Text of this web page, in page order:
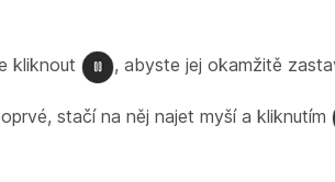
kliknout , abyste jej okamžitě
stačí na něj najet myší a kliknutím